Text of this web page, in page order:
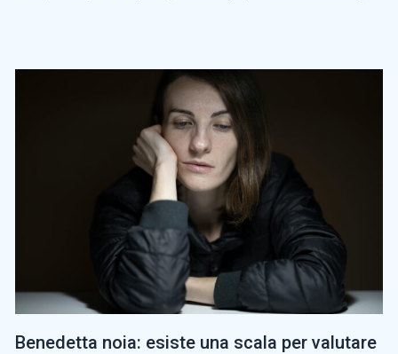
Benedetta noia: esiste una scala per valutare